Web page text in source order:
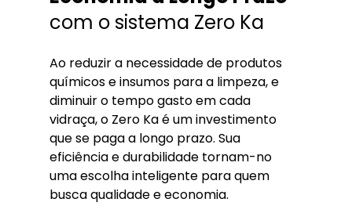
com o sistema Zero Ka
Ao reduzir a necessidade de produtos
químicos e insumos para a limpeza, e
diminuir o tempo gasto em cada
vidraça, o Zero Ka é um investimento
que se paga a longo prazo. Sua
eficiência e durabilidade tornam-no
uma escolha inteligente para quem
busca qualidade e economia.